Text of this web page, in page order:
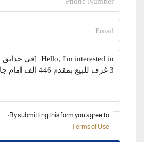
By submitting this form you agree to:
Terms of Use